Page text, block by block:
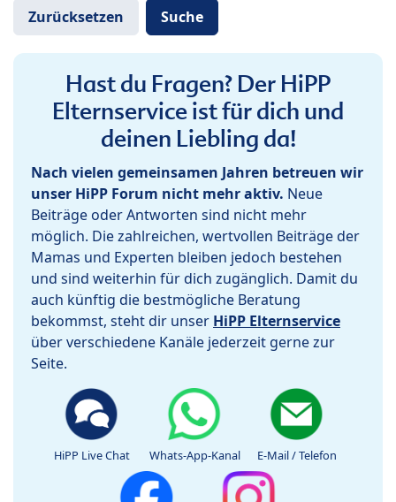
Hast du Fragen? Der HiPP
Elternservice ist für dich und
deinen Liebling da!
Nach vielen gemeinsamen Jahren betreuen wir
unser HiPP Forum nicht mehr aktiv. Neue
Beiträge oder Antworten sind nicht mehr
möglich. Die zahlreichen, wertvollen Beiträge der
Mamas und Experten bleiben jedoch bestehen
und sind weiterhin für dich zugänglich. Damit du
auch künftig die bestmögliche Beratung
bekommst, steht dir unser HiPP Elternservice
über verschiedene Kanäle jederzeit gerne zur
Seite.
HiPP Live Chat Whats-App-Kanal E-Mail / Telefon